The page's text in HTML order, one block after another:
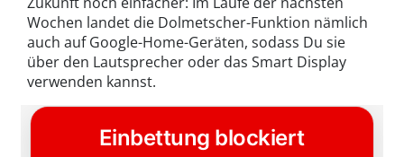
Wochen landet die Dolmetscher-Funktion nämlich
auch auf Google-Home-Geräten, sodass Du sie
über den Lautsprecher oder das Smart Display
verwenden kannst.